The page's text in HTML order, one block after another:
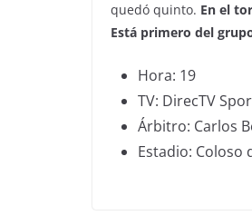
quedó quinto. En el
Está primero del
Hora: 19
TV: DirecTV
Árbitro: Carlos
Estadio: Coloso